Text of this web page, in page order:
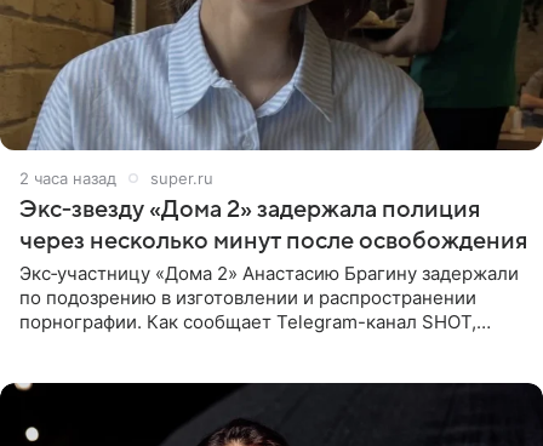
2 часа назад super.ru
Экс‑звезду «Дома 2» задержала полиция
через несколько минут после освобождения
Экс‑участницу «Дома 2» Анастасию Брагину задержали
по подозрению в изготовлении и распространении
порнографии. Как сообщает Telegram-канал SHOT,